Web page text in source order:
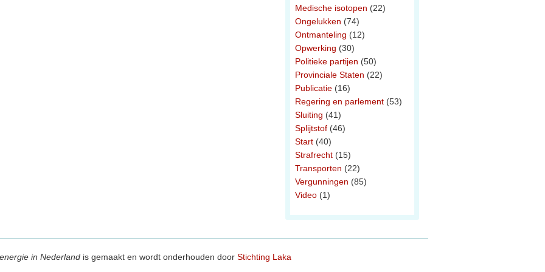
Medische isotopen (22)
Ongelukken (74)
Ontmanteling (12)
Opwerking (30)
Politieke partijen (50)
Provinciale Staten (22)
Publicatie (16)
Regering en parlement (53)
Sluiting (41)
Splijtstof (46)
Start (40)
Strafrecht (15)
Transporten (22)
Vergunningen (85)
Video (1)
in Nederland is gemaakt en wordt onderhouden door Stichting Laka